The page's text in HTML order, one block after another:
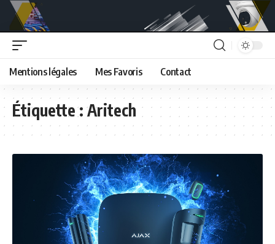
Mentions légales Mes Favoris Contact
Étiquette :Aritech